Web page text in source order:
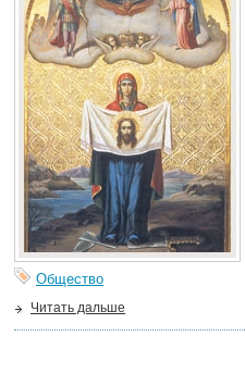
Общество
Читать дальше